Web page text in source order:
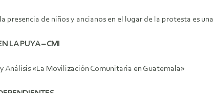
presencia de niños y ancianos en el lugar de la protesta es
LA PUYA – CMI
Análisis «La Movilización Comunitaria en Guatemala»